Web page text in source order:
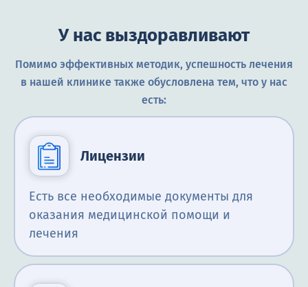
У нас выздоравливают
Помимо эффективных методик, успешность лечения
в нашей клинике также обусловлена тем, что у нас
есть:
Лицензии
Есть все необходимые документы для
оказания медицинской помощи и
лечения